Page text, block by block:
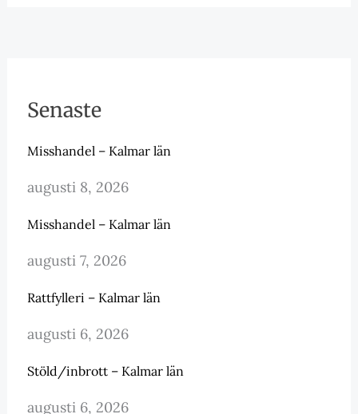
Senaste
Misshandel – Kalmar län
augusti 8, 2026
Misshandel – Kalmar län
augusti 7, 2026
Rattfylleri – Kalmar län
augusti 6, 2026
Stöld/inbrott – Kalmar län
augusti 6, 2026